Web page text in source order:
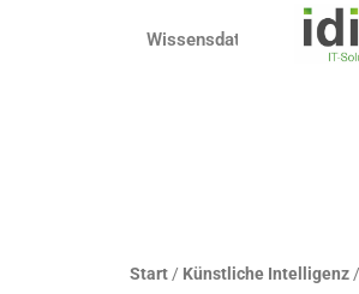
Wissensdatenbank
Start/ Künstliche Intelligenz/